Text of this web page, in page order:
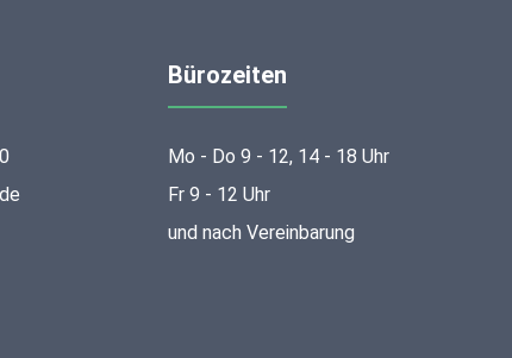
Bürozeiten
Mo - Do 9 - 12, 14 - 18 Uhr
Fr 9 - 12 Uhr
und nach Vereinbarung